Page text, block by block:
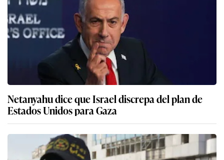
Netanyahu dice que Israel discrepa del plan de
Estados Unidos para Gaza